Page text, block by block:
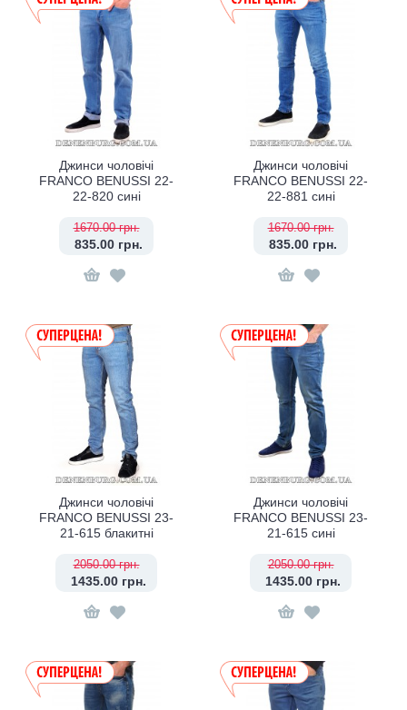
Джинси чоловічі
FRANCO BENUSSI 22-
22-820 сині
1670.00 грн.
835.00 грн.
Джинси чоловічі
FRANCO BENUSSI 22-
22-881 сині
1670.00 грн.
835.00 грн.
Джинси чоловічі
FRANCO BENUSSI 23-
21-615 блакитні
2050.00 грн.
1435.00 грн.
Джинси чоловічі
FRANCO BENUSSI 23-
21-615 сині
2050.00 грн.
1435.00 грн.